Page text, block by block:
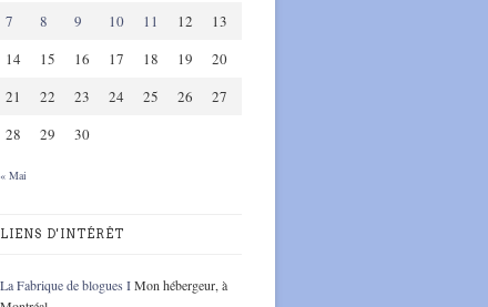
7
8 9 10 11 12
13
14
15 16 17 18 19
20
21
22 23 24 25 26
27
28
29 30
« Mai
LIENS D'INTÉRÊT
La Fabrique de blogues IMon hébergeur, à